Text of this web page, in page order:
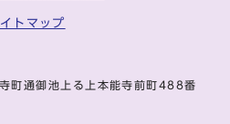
トマップ
通御池上る上本能寺前町488番